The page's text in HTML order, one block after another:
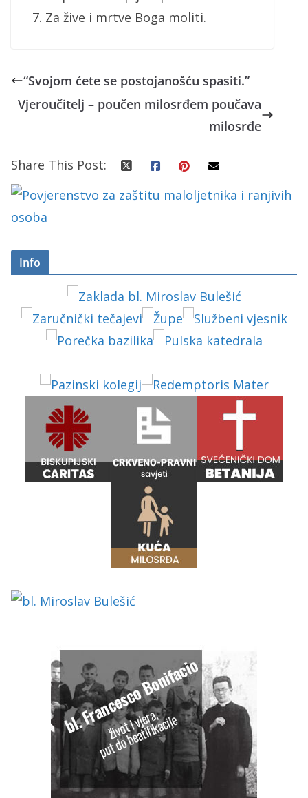
Za žive i mrtve Boga moliti.
“Svojom ćete se postojanošću spasiti.”
Vjeroučitelj – poučen milosrđem poučava
milosrđe
Share This Post:
Info